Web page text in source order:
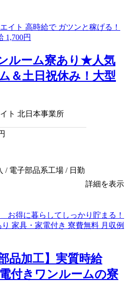
ルーム寮あり★人気
＆土日祝休み！大型
ト 北日本事業所
/ 電子部品系工場 / 日勤
詳細を表示
品加工】実質時給
付きワンルームの寮